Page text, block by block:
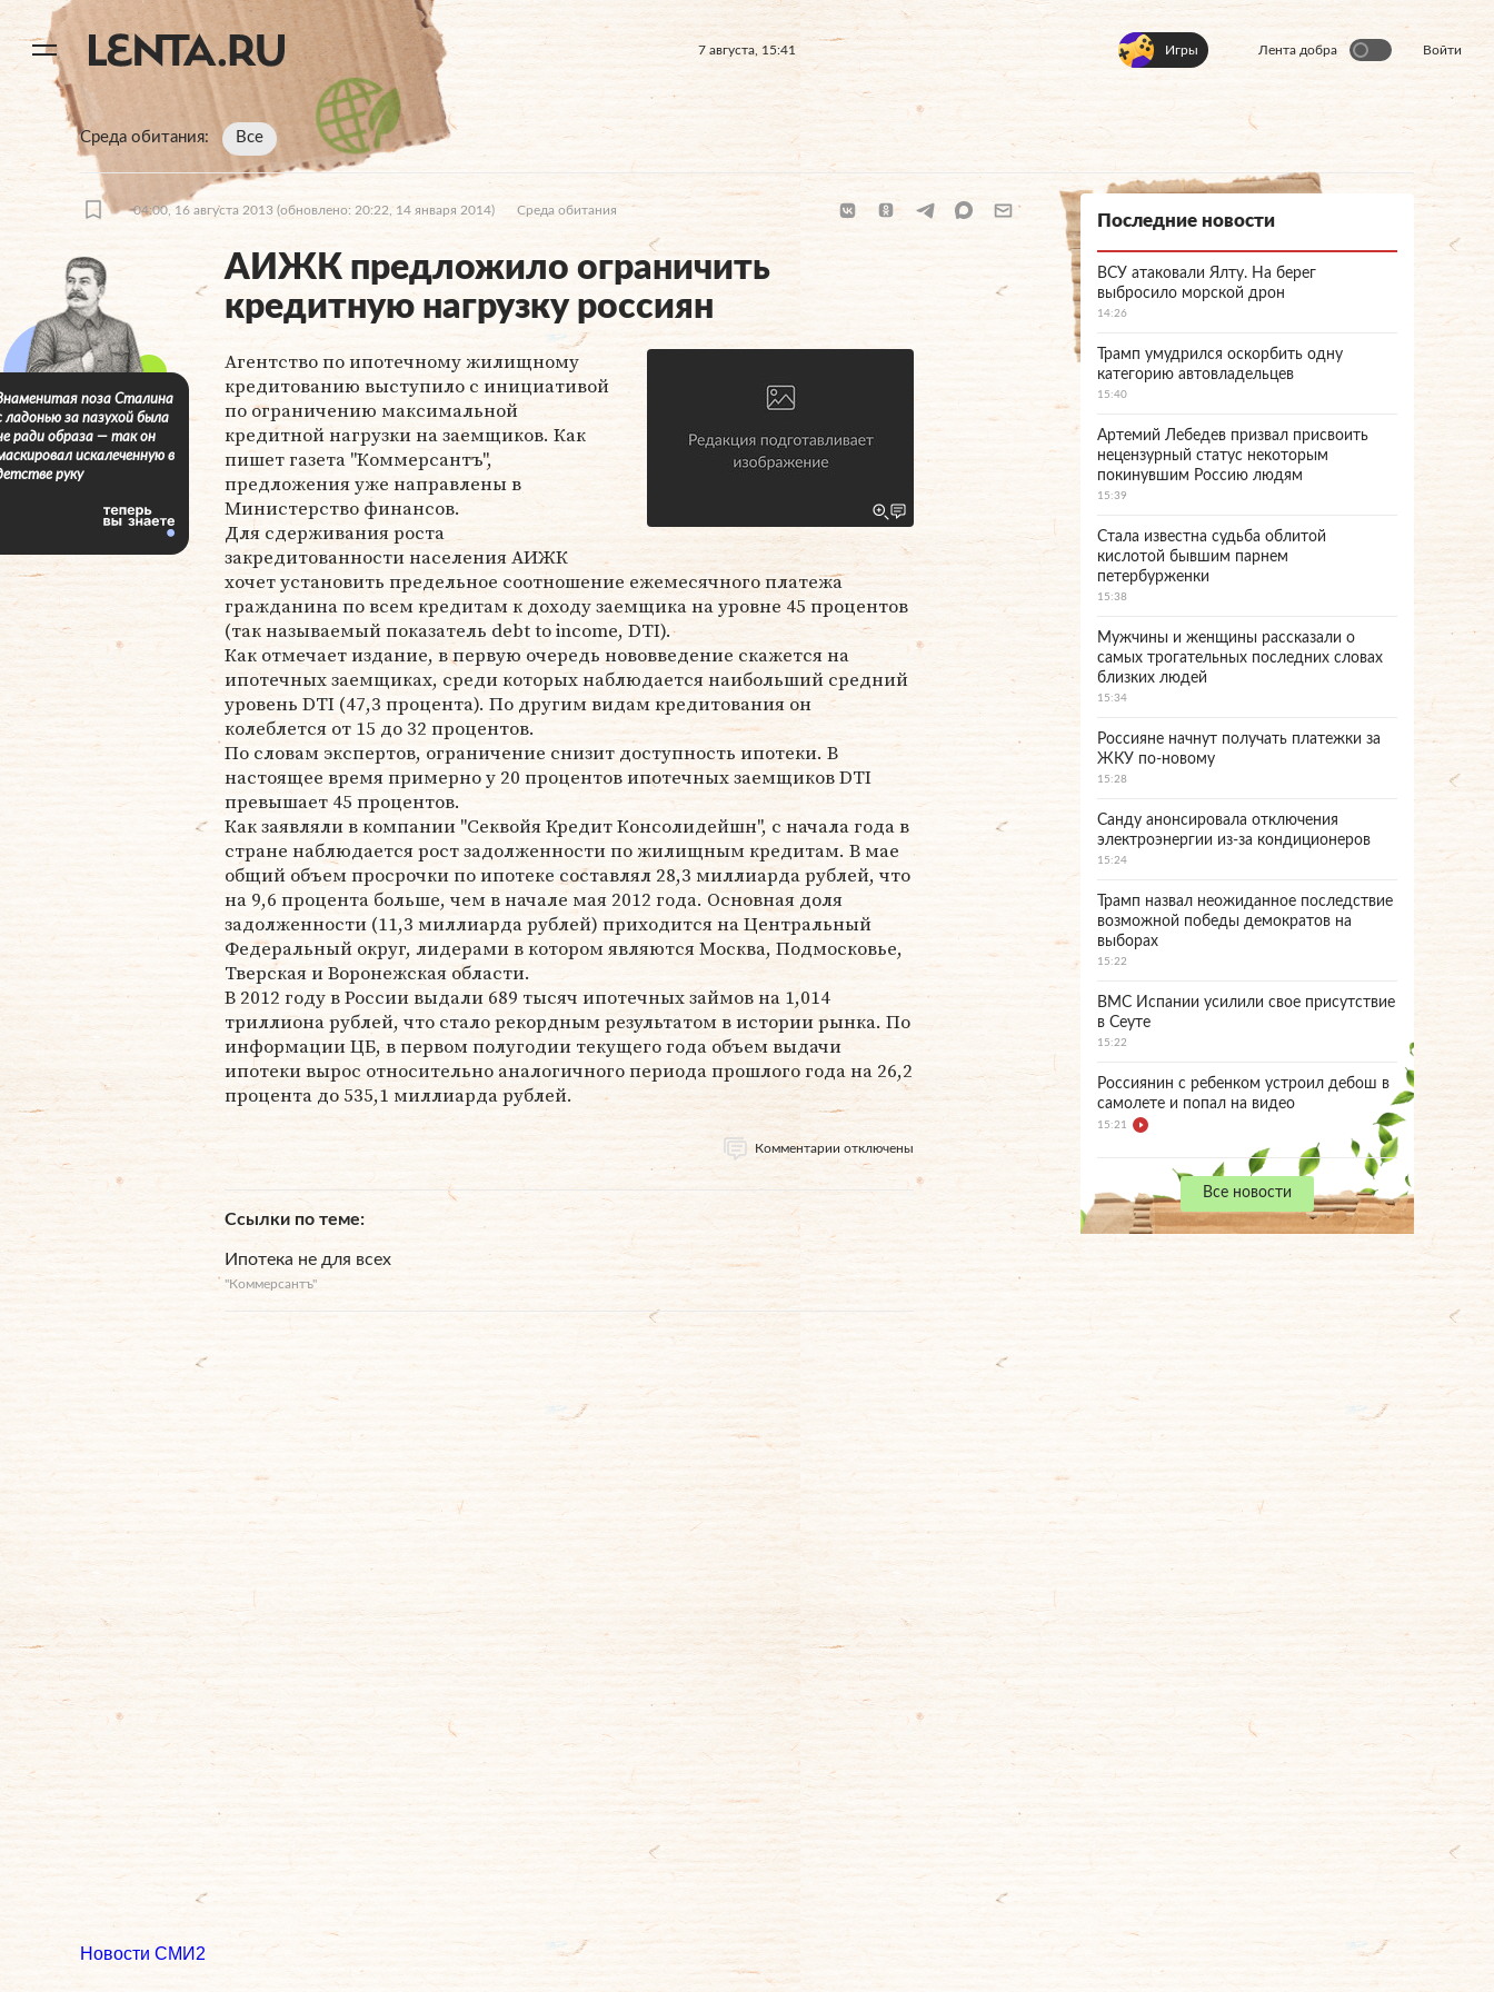
7 августа, 15:41 Игры Лента добра Войти
Среда обитания Все
04:00, 16 августа 2013 (обновлено: 20:22, 14 января 2014) Среда обитания
АИЖК предложило ограничить
кредитную нагрузку россиян
Агентство по ипотечному жилищному
кредитованию выступило с инициативой
по ограничению максимальной
кредитной нагрузки на заемщиков. Как
пишет газета "Коммерсантъ",
предложения уже направлены в
Министерство финансов.
Для сдерживания роста
закредитованности населения АИЖК
хочет установить предельное соотношение ежемесячного платежа
гражданина по всем кредитам к доходу заемщика на уровне 45 процентов
(так называемый показатель debt to income, DTI).
Как отмечает издание, в первую очередь нововведение скажется на
ипотечных заемщиках, среди которых наблюдается наибольший средний
уровень DTI (47,3 процента). По другим видам кредитования он
колеблется от 15 до 32 процентов.
По словам экспертов, ограничение снизит доступность ипотеки. В
настоящее время примерно у 20 процентов ипотечных заемщиков DTI
превышает 45 процентов.
Как заявляли в компании "Секвойя Кредит Консолидейшн", с начала года в
стране наблюдается рост задолженности по жилищным кредитам. В мае
общий объем просрочки по ипотеке составлял 28,3 миллиарда рублей, что
на 9,6 процента больше, чем в начале мая 2012 года. Основная доля
задолженности (11,3 миллиарда рублей) приходится на Центральный
Федеральный округ, лидерами в котором являются Москва, Подмосковье,
Тверская и Воронежская области.
В 2012 году в России выдали 689 тысяч ипотечных займов на 1,014
триллиона рублей, что стало рекордным результатом в истории рынка. По
информации ЦБ, в первом полугодии текущего года объем выдачи
ипотеки вырос относительно аналогичного периода прошлого года на 26,2
процента до 535,1 миллиарда рублей.
Комментарии отключены
Ссылки по теме
Ипотека не для всех
"Коммерсантъ"
поза Сталина
ладонью за пазухой была
ради образа — так он
искалеченную в
руку
Последние новости
ВСУ атаковали Ялту. На берег
выбросило морской дрон
14:26
Трамп умудрился оскорбить одну
категорию автовладельцев
15:40
Артемий Лебедев призвал присвоить
нецензурный статус некоторым
покинувшим Россию людям
15:39
Стала известна судьба облитой
кислотой бывшим парнем
петербурженки
15:38
Мужчины и женщины рассказали о
самых трогательных последних словах
близких людей
15:34
Россияне начнут получать платежки за
ЖКУ по-новому
15:28
Санду анонсировала отключения
электроэнергии из-за кондиционеров
15:24
Трамп назвал неожиданное последствие
возможной победы демократов на
выборах
15:22
ВМС Испании усилили свое присутствие
в Сеуте
15:22
Россиянин с ребенком устроил дебош в
самолете и попал на видео
15:21
Все новости
Новости СМИ2